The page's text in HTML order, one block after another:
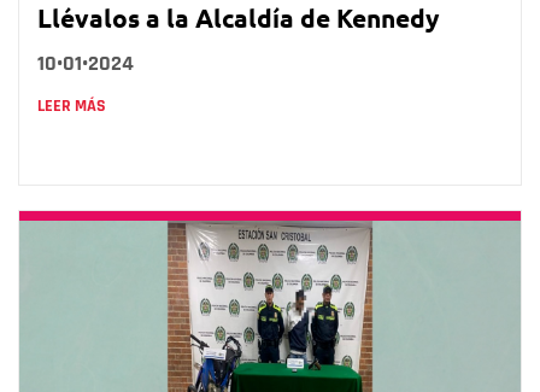
Llévalos a la Alcaldía de Kennedy
10•01•2024
LEER MÁS